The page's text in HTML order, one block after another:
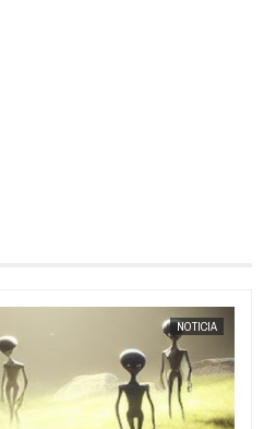
NOTICIA